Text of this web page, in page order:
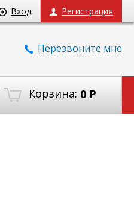
Вход Регистрация
Перезвоните мне
Корзина: 0 Р